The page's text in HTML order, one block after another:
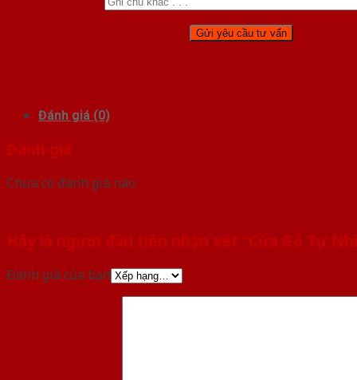
Đánh giá (0)
Đánh giá
Chưa có đánh giá nào.
Hãy là người đầu tiên nhận xét “Cửa Gỗ Tự
Đánh giá của bạn